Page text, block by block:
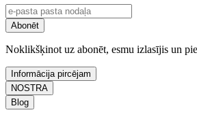
Abonēt
Noklikšķinot uz abonēt, esmu izlasījis un
Informācija pircējam
NOSTRA
Blog